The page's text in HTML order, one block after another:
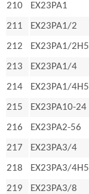
210
EX23PA1
211
EX23PA1/2
212
EX23PA1/2H5
213
EX23PA1/4
214
EX23PA1/4H5
215
EX23PA10-24
216
EX23PA2-56
217
EX23PA3/4
218
EX23PA3/4H5
219
EX23PA3/8